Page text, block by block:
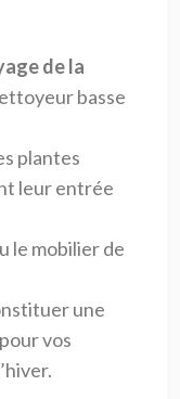
de la
basse
plantes
leur entrée
le mobilier de
une
pour vos